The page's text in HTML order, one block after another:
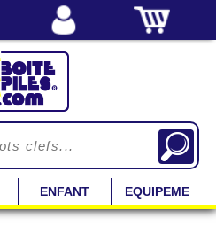
ENFANT EQUIPEMENT